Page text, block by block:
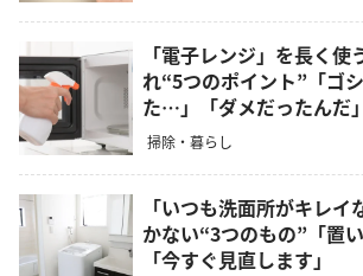
「電子レンジ」を長く使
れ“5つのポイント”「ゴ
た…」「ダメだったんだ」
掃除・暮らし
「いつも洗面所がキレ
かない“3つのもの”「置
「今すぐ見直します」